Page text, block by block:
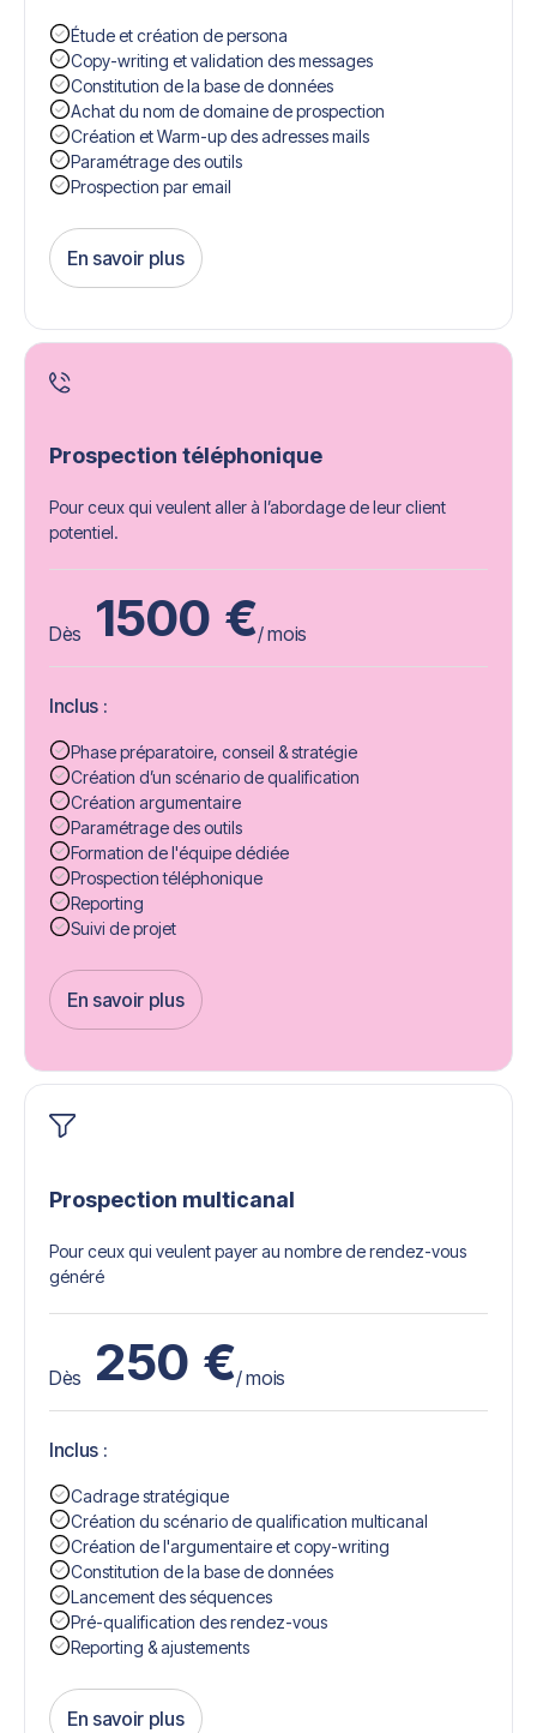
Étude et création de persona
Copy-writing et validation des messages
Constitution de la base de données
Achat du nom de domaine de prospection
Création et Warm-up des adresses mails
Paramétrage des outils
Prospection par email
En savoir plus
Get Started
Prospection téléphonique
Pour ceux qui veulent aller à l’abordage de leur client
potentiel.
Dès 1500 €/ mois
Inclus :
Phase préparatoire, conseil & stratégie
Création d’un scénario de qualification
Création argumentaire
Paramétrage des outils
Formation de l'équipe dédiée
Prospection téléphonique
Reporting
Suivi de projet
En savoir plus
Get Started
Prospection multicanal
Pour ceux qui veulent payer au nombre de rendez-vous
généré
Dès 250 €/ mois
Inclus :
Cadrage stratégique
Création du scénario de qualification multicanal
Création de l'argumentaire et copy-writing
Constitution de la base de données
Lancement des séquences
Pré-qualification des rendez-vous
Reporting & ajustements
En savoir plus